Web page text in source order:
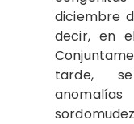
diciembre
decir, en
tarde,